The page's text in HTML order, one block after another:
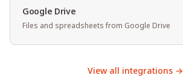
Google Drive
Files and spreadsheets from Google Drive
View all integrations →